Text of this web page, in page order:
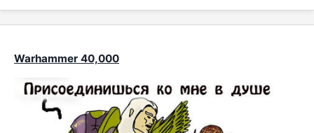
Warhammer 40,000